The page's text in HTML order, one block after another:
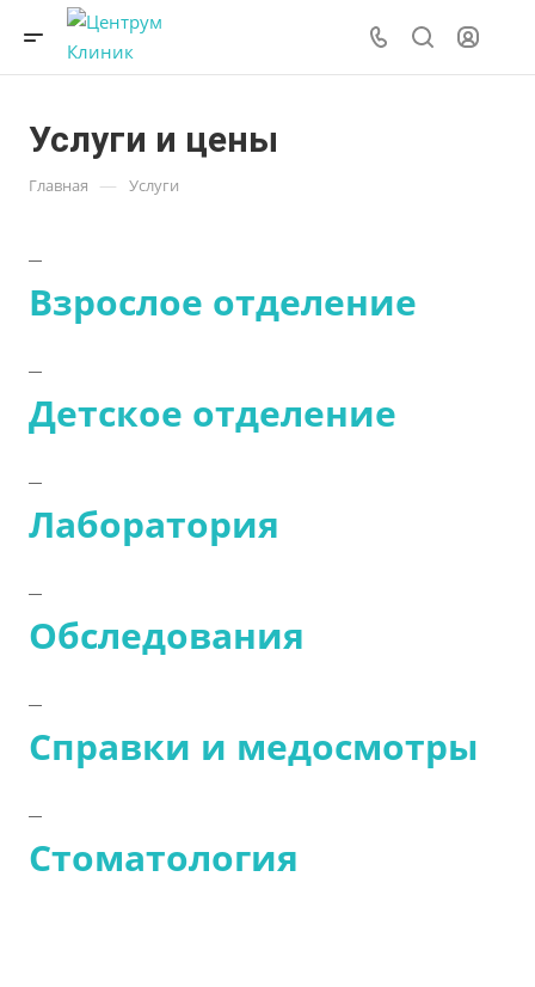
Услуги и цены
Главная — Услуги
Взрослое отделение
Детское отделение
Лаборатория
Обследования
Справки и медосмотры
Стоматология